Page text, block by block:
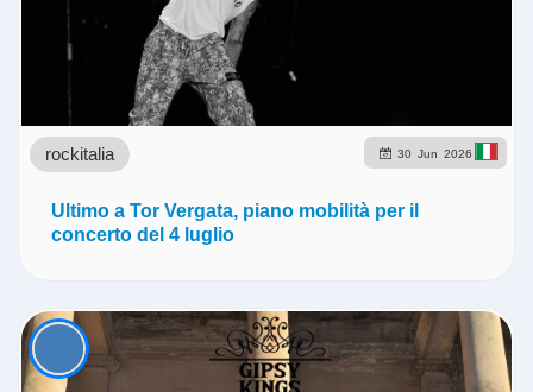
30 Jun 2026
rockitalia
Ultimo a Tor Vergata, piano mobilità per il
concerto del 4 luglio